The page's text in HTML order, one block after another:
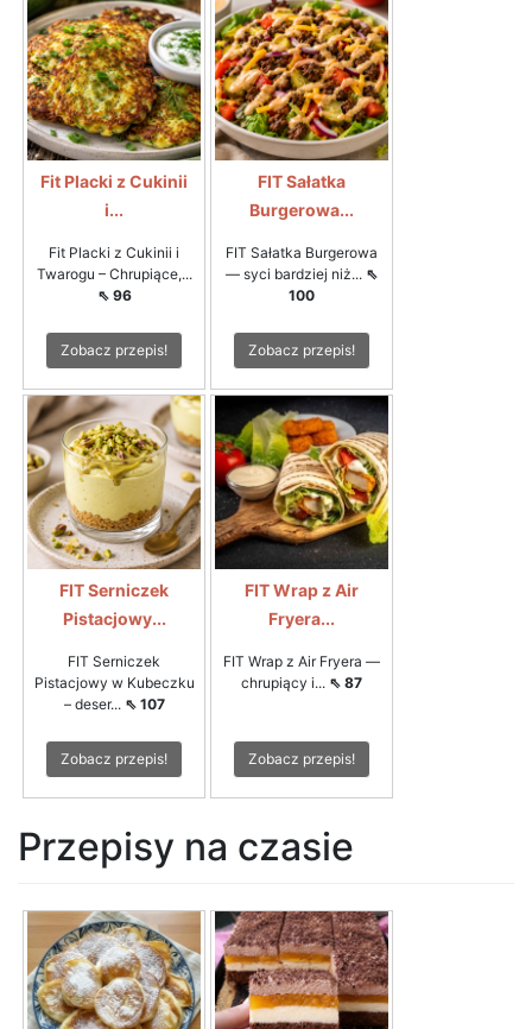
Fit Placki z Cukinii
i...
Fit Placki z Cukinii i
Twarogu – Chrupiące,...
⇖ 96
Zobacz przepis!
FIT Sałatka
Burgerowa...
FIT Sałatka Burgerowa
— syci bardziej niż... ⇖
100
Zobacz przepis!
FIT Serniczek
Pistacjowy...
FIT Serniczek
Pistacjowy w Kubeczku
– deser... ⇖ 107
Zobacz przepis!
FIT Wrap z Air
Fryera...
FIT Wrap z Air Fryera —
chrupiący i... ⇖ 87
Zobacz przepis!
Przepisy na czasie